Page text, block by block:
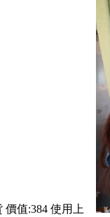
值:384 使用上